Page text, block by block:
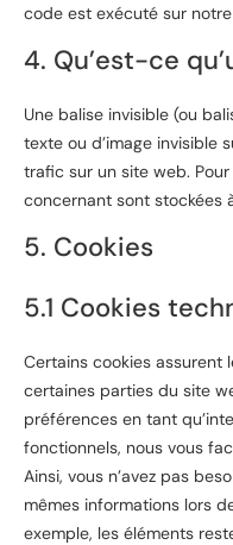
code est exécuté sur
4. Qu’est-ce
Une balise invisible (ou
texte ou d’image invisible
trafic sur un site web.
concernant sont stockées
5. Cookies
5.1 Cookies
Certains cookies
certaines parties du site
préférences en tant
fonctionnels, nous vous
Ainsi, vous n’avez pas
mêmes informations lors
exemple, les éléments